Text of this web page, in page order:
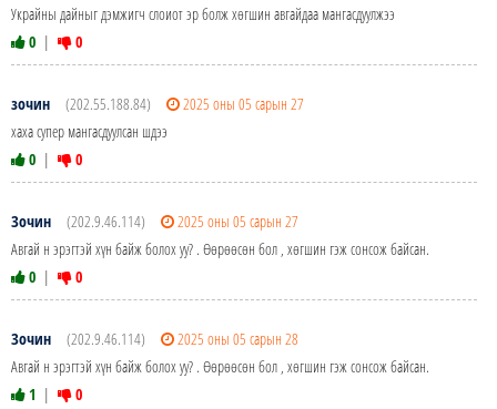
Украйны дайныг дэмжигч слоиот эр болж хөгшин авгайдаа мангасдуулжээ
0 | 0
зочин (202.55.188.84)
2025 оны 05 сарын 27
хаха супер мангасдуулсан шдээ
0 | 0
Зочин (202.9.46.114)
2025 оны 05 сарын 27
Авгай н эрэгтэй хүн байж болох уу? . Өөрөөсөн бол , хөгшин гэж сонсож байсан.
0 | 0
Зочин (202.9.46.114)
2025 оны 05 сарын 28
Авгай н эрэгтэй хүн байж болох уу? . Өөрөөсөн бол , хөгшин гэж сонсож байсан.
1 | 0